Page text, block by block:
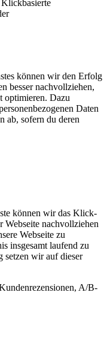
können wir den Erfolg
besser nachvollziehen,
optimieren. Dazu
Daten
ab, sofern du deren
können wir das Klick-
Webseite nachvollziehen
Webseite zu
insgesamt laufend zu
setzen wir auf dieser
A/B-